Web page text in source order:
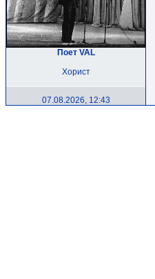
Поет VAL
Хорист
07.08.2026, 12:43